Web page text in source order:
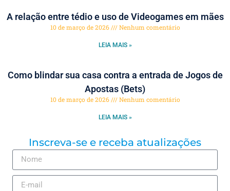
A relação entre tédio e uso de Videogames em mães
10 de março de 2026 Nenhum comentário
LEIA MAIS »
Como blindar sua casa contra a entrada de Jogos de
Apostas (Bets)
10 de março de 2026 Nenhum comentário
LEIA MAIS »
Inscreva-se e receba atualizações